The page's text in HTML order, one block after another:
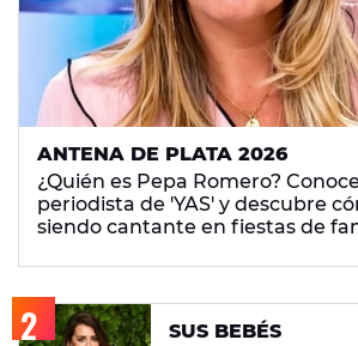
ANTENA DE PLATA 2026
¿Quién es Pepa Romero?
periodista de 'YAS' y descubre
siendo cantante en fiestas de
SUS BEBÉS